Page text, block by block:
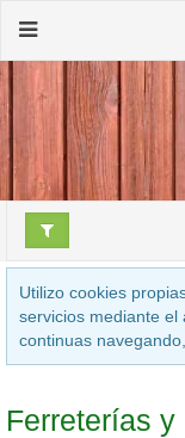
Utilizo cookies
servicios mediante el
continuas
Ferreterías